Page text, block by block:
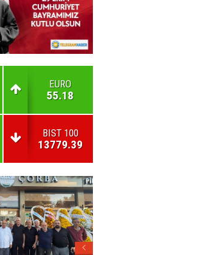
EURO
55.18
BIST 100
13779.39